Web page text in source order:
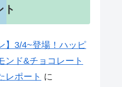
ト
】3/4~登場！ハッピ
ンド&チョコレート
レポート に